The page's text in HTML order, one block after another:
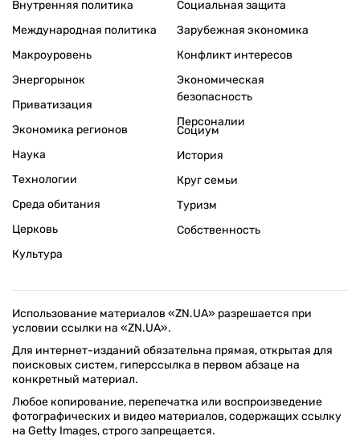
Внутренняя политика
Международная политика
Макроуровень
Энергорынок
Приватизация
Экономика регионов
Социальная защита
Зарубежная экономика
Конфликт интересов
Экономическая
безопасность
Персоналии
Наука
Технологии
Среда обитания
Церковь
Культура
Социум
История
Круг семьи
Туризм
Собственность
Использование материалов «ZN.UA» разрешается при
условии ссылки на «ZN.UA».
Для интернет-изданий обязательна прямая, открытая для
поисковых систем, гиперссылка в первом абзаце на
конкретный материал.
Любое копирование, перепечатка или воспроизведение
фотографических и видео материалов, содержащих ссылку
на Getty Images, строго запрещается.